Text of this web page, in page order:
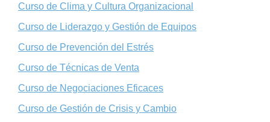
Curso de Clima y Cultura Organizacional
Curso de Liderazgo y Gestión de Equipos
Curso de Prevención del Estrés
Curso de Técnicas de Venta
Curso de Negociaciones Eficaces
Curso de Gestión de Crisis y Cambio